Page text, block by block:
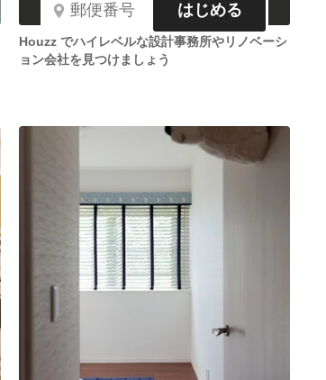
はじめる
Houzz でハイレベルな設計事務所やリノベーシ
ョン会社を見つけましょう